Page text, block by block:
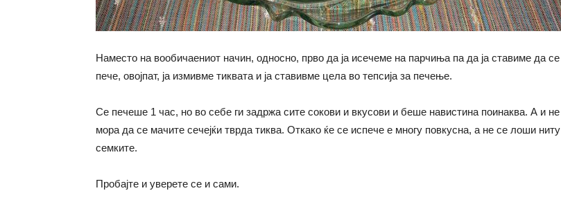
Наместо на вообичаениот начин, односно, прво да ја исечеме на парчиња па да ја ставиме да се
пече, овојпат, ја измивме тиквата и ја ставивме цела во тепсија за печење.
Се печеше 1 час, но во себе ги задржа сите сокови и вкусови и беше навистина поинаква. А и не
мора да се мачите сечејќи тврда тиква. Откако ќе се испече е многу повкусна, а не се лоши ниту
семките.
Пробајте и уверете се и сами.